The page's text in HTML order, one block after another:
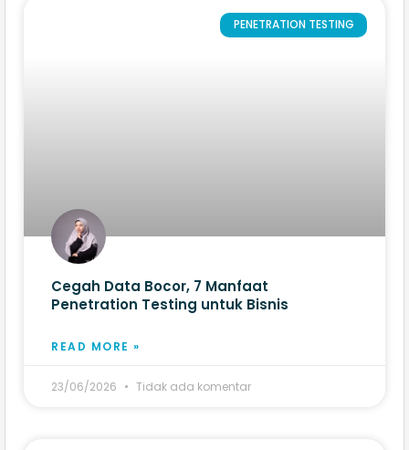
PENETRATION TESTING
Cegah Data Bocor, 7 Manfaat
Penetration Testing untuk Bisnis
READ MORE »
23/06/2026 Tidak ada komentar